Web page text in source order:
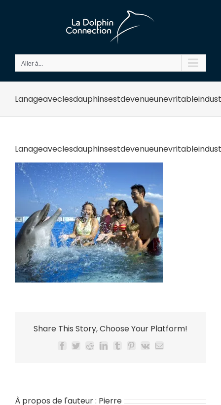
Aller à...
Share This Story, Choose Your Platform!
Facebook
TwitterRedditLinkedIn
TumblrPinterest
Vk Email
À propos de l'auteur : Pierre